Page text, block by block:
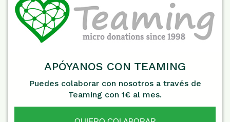
APÓYANOS CON TEAMING
Puedes colaborar con nosotros a través de
Teaming con 1€ al mes.